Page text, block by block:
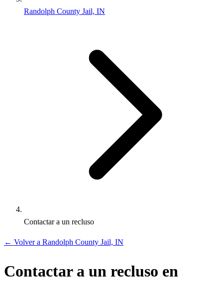
Randolph County Jail, IN
Contactar a un recluso
← Volver a Randolph County Jail, IN
Contactar a un recluso en